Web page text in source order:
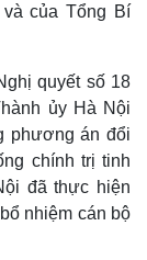
của Tổng Bí
quyết số 18
ủy Hà Nội
phương án đổi
chính trị tinh
đã thực hiện
nhiệm cán bộ